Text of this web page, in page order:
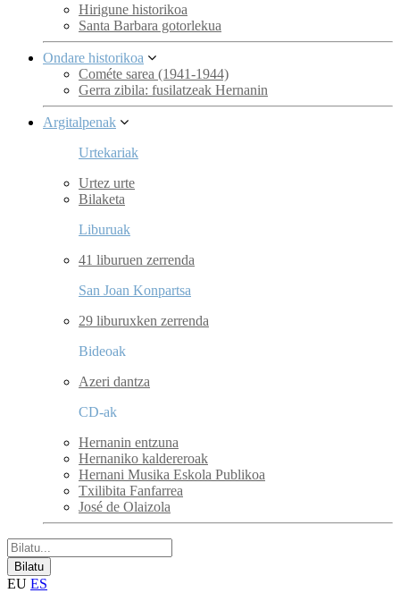
Hirigune historikoa
Santa Barbara gotorlekua
Ondare historikoa
Cométe sarea (1941-1944)
Gerra zibila: fusilatzeak Hernanin
Argitalpenak
Urtekariak
Urtez urte
Bilaketa
Liburuak
41 liburuen zerrenda
San Joan Konpartsa
29 liburuxken zerrenda
Bideoak
Azeri dantza
CD-ak
Hernanin entzuna
Hernaniko kaldereroak
Hernani Musika Eskola Publikoa
Txilibita Fanfarrea
José de Olaizola
EU ES